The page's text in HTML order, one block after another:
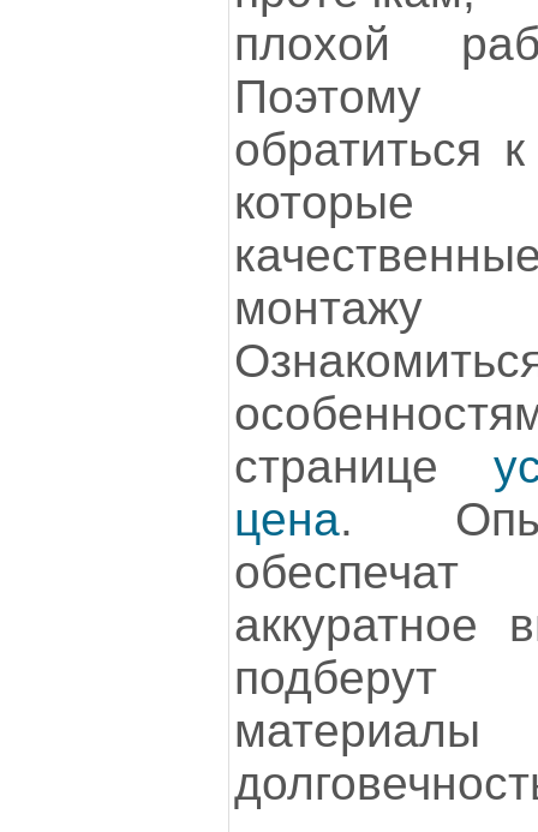
плохой
Поэтому
обратиться
которые
странице
цена.
аккуратное